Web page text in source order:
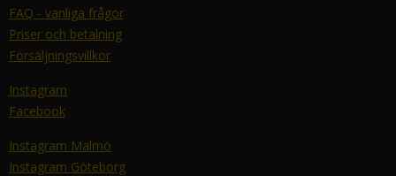
FAQ - vanliga frågor
Priser och betalning
Försäljningsvillkor
Instagram
Facebook
Instagram Malmö
Instagram Göteborg